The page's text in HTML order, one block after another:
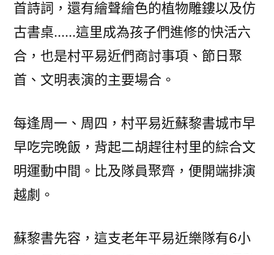
首詩詞，還有繪聲繪色的植物雕鏤以及仿
古書桌……這里成為孩子們進修的快活六
合，也是村平易近們商討事項、節日聚
首、文明表演的主要場合。
每逢周一、周四，村平易近蘇黎書城市早
早吃完晚飯，背起二胡趕往村里的綜合文
明運動中間。比及隊員聚齊，便開端排演
越劇。
蘇黎書先容，這支老年平易近樂隊有6小